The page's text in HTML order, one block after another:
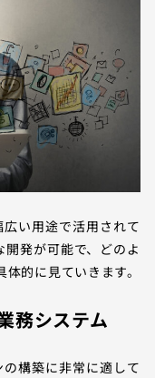
い用途で活用されて
発が可能で、どのよ
的に見ていきます。
務システム
構築に非常に適して